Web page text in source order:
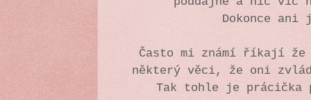
Dokonce
Často mi známí říkají že
některý věci, že oni
Tak tohle je prácička